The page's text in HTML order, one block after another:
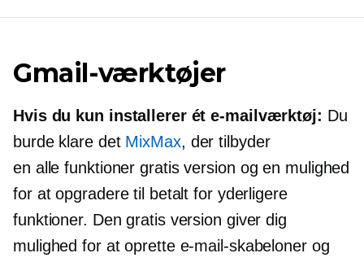
Gmail-værktøjer
Hvis du kun installerer ét e-mailværktøj: Du
burde klare det MixMax, der tilbyder
en alle funktioner gratis version og en mulighed
for at opgradere til betalt for yderligere
funktioner. Den gratis version giver dig
mulighed for at oprette e-mail-skabeloner og